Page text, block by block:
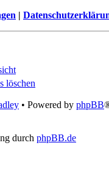
|
löschen
• Powered by phpBB
durch phpBB.de